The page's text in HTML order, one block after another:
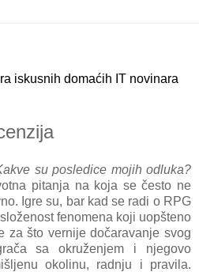
iskusnih domaćih IT novinara
su posledice mojih odluka?
pitanja na koja se često ne
Igre su, bar kad se radi o RPG
fenomena koji uopšteno
za što vernije dočaravanje svog
sa okruženjem i njegovo
okolinu, radnju i pravila.